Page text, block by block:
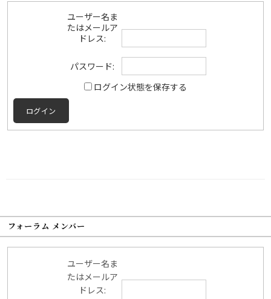
ユーザー名ま
たはメールア
ドレス:
パスワード:
ログイン状態を保存する
ログイン
フォーラム メンバー
ユーザー名ま
たはメールア
ドレス: